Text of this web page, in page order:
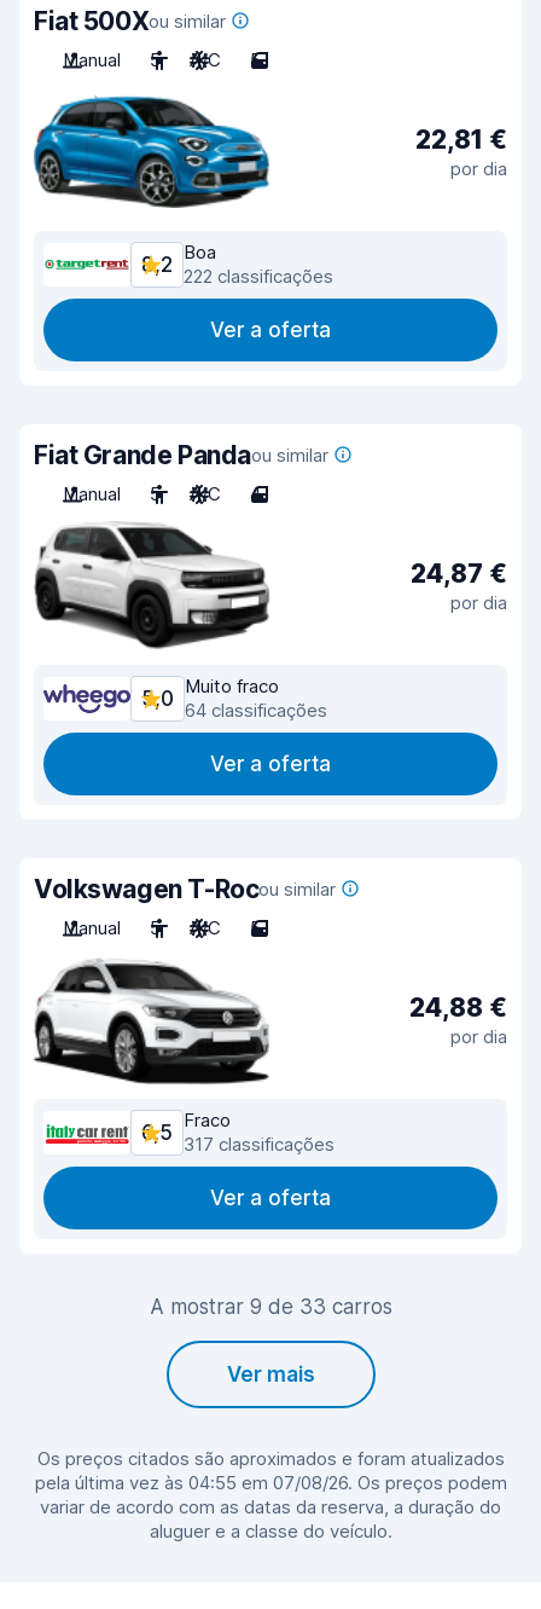
Fiat 500Xou similar
Manual
5 A/C 5
22,81 €
por dia
8,2
Boa
222 classificações
Ver a oferta
Fiat Grande Pandaou similar
Manual
5 A/C 4
24,87 €
por dia
5,0
Muito fraco
64 classificações
Ver a oferta
Volkswagen T-Rocou similar
Manual
5 A/C 5
24,88 €
por dia
6,5
Fraco
317 classificações
Ver a oferta
A mostrar 9 de 33 carros
Ver mais
Os preços citados são aproximados e foram atualizados
pela última vez às 04:55 em 07/08/26. Os preços podem
variar de acordo com as datas da reserva, a duração do
aluguer e a classe do veículo.